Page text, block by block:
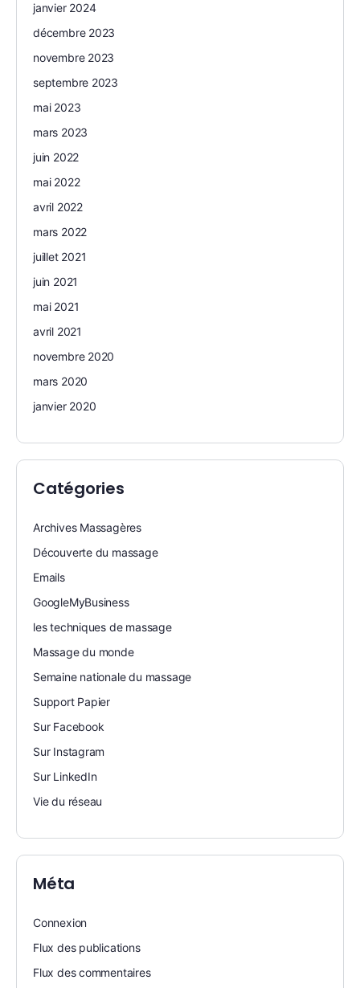
janvier 2024
décembre 2023
novembre 2023
septembre 2023
mai 2023
mars 2023
juin 2022
mai 2022
avril 2022
mars 2022
juillet 2021
juin 2021
mai 2021
avril 2021
novembre 2020
mars 2020
janvier 2020
Catégories
Archives Massagères
Découverte du massage
Emails
GoogleMyBusiness
les techniques de massage
Massage du monde
Semaine nationale du massage
Support Papier
Sur Facebook
Sur Instagram
Sur LinkedIn
Vie du réseau
Méta
Connexion
Flux des publications
Flux des commentaires